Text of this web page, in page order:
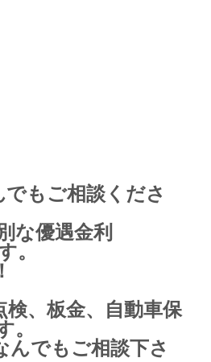
もご相談くださ
な優遇金利
。
、板金、自動車保
。
んでもご相談下さ